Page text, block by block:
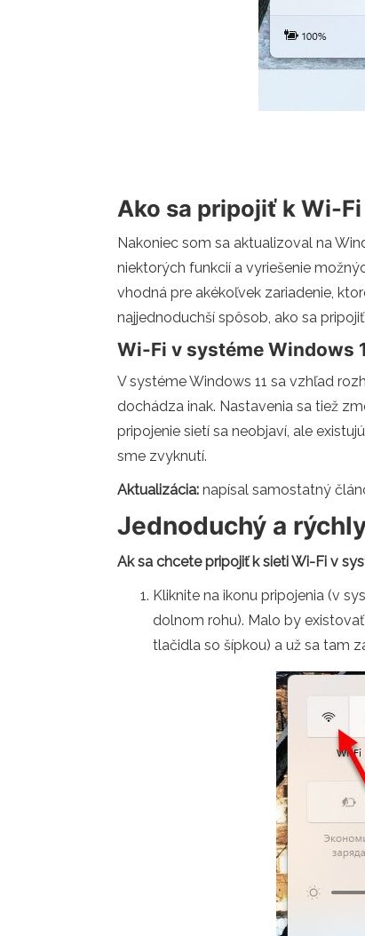
Ako sa pripojiť k Wi-
Nakoniec som sa aktualizoval na
niektorých funkcií a vyriešenie
vhodná pre akékoľvek zariadenie,
najjednoduchší spôsob, ako sa
Wi-Fi v systéme Windows
V systéme Windows 11 sa vzhľad
dochádza inak. Nastavenia sa tiež
pripojenie sietí sa neobjaví, ale
sme zvyknutí.
Aktualizácia: napísal samostatný
Jednoduchý a
Ak sa chcete pripojiť k sieti Wi-Fi v
Kliknite na ikonu pripojenia (v
dolnom rohu). Malo by
tlačidla so šípkou) a už sa tam